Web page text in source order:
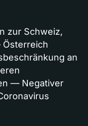
zur Schweiz,
an
— Negativer